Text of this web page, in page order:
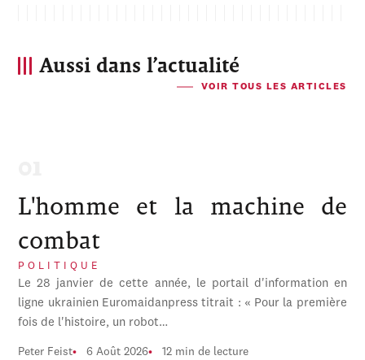
Aussi dans l’actualité
VOIR TOUS LES ARTICLES
L'homme et la machine de
combat
POLITIQUE
Le 28 janvier de cette année, le portail d'information en
ligne ukrainien Euromaidanpress titrait : « Pour la première
fois de l'histoire, un robot…
Peter Feist 6 Août 2026 12 min de lecture